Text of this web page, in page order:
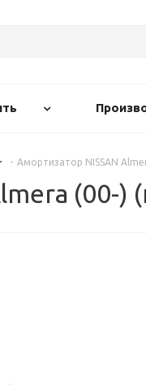
- Амортизатор NISSAN
(00-)